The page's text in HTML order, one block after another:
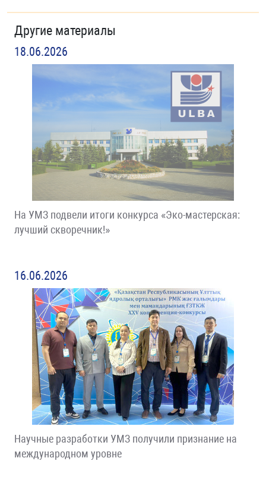
Другие материалы
18.06.2026
На УМЗ подвели итоги конкурса «Эко-мастерская:
лучший скворечник!»
16.06.2026
Научные разработки УМЗ получили признание на
международном уровне